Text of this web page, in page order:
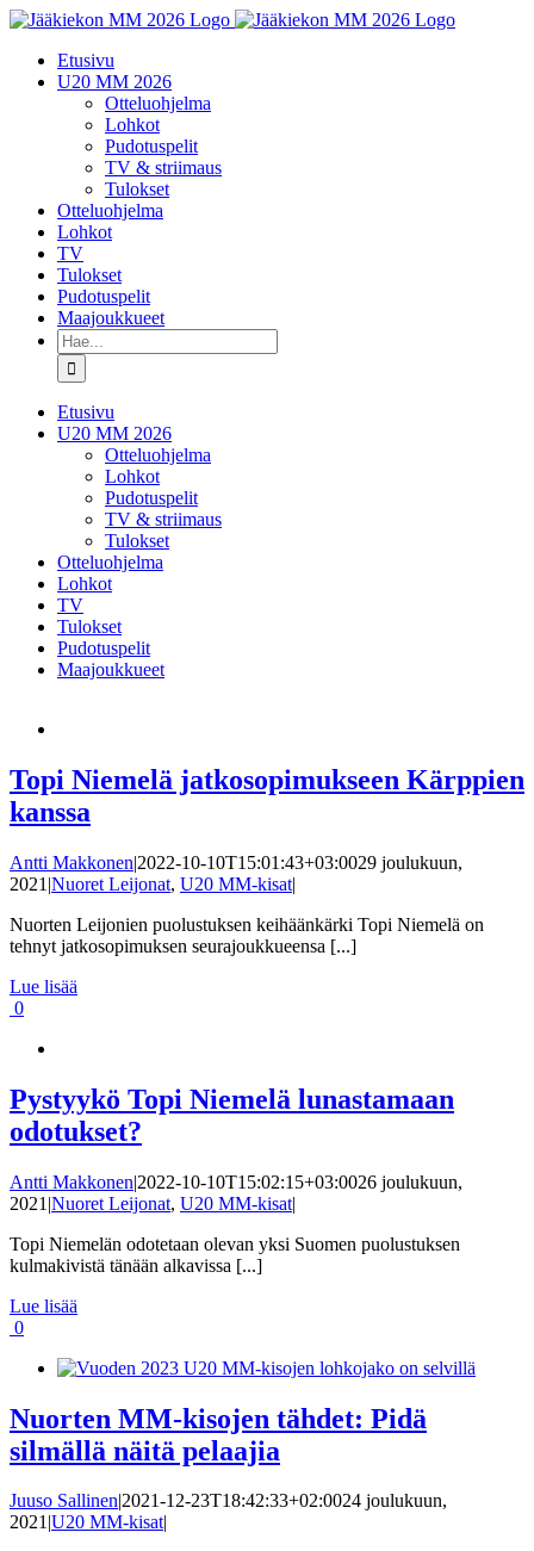
Skip
contentEtusivu
U20 MM 2026
Otteluohjelma
Lohkot
Pudotuspelit
TV & striimaus
Tulokset
Otteluohjelma
Lohkot
TV
Tulokset
Pudotuspelit
Maajoukkueet
Etsi
...
Etusivu
U20 MM 2026
Otteluohjelma
Lohkot
Pudotuspelit
TV & striimaus
Tulokset
Otteluohjelma
Lohkot
TV
Tulokset
Pudotuspelit
Maajoukkueet
Topi Niemelä jatkosopimukseen Kärppien
kanssa
Antti Makkonen|2022-10-10T15:01:43+03:0029 joulukuun,
2021 |Nuoret Leijonat, U20 MM-kisat|
Nuorten Leijonien puolustuksen keihäänkärki Topi Niemelä on
tehnyt jatkosopimuksen seurajoukkueensa [...]
Lue lisää
0
Pystyykö Topi Niemelä lunastamaan
odotukset?
Antti Makkonen|2022-10-10T15:02:15+03:0026 joulukuun,
2021 |Nuoret Leijonat, U20 MM-kisat|
Topi Niemelän odotetaan olevan yksi Suomen puolustuksen
kulmakivistä tänään alkavissa [...]
Lue lisää
0
Nuorten MM-kisojen tähdet: Pidä
silmällä näitä pelaajia
Juuso Sallinen|2021-12-23T18:42:33+02:0024 joulukuun,
2021|U20 MM-kisat|